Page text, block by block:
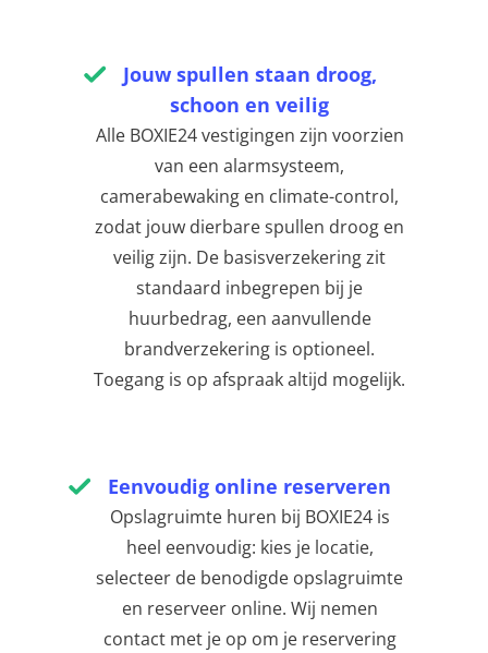
Jouw spullen staan droog,
schoon en veilig
Alle BOXIE24 vestigingen zijn voorzien
van een alarmsysteem,
camerabewaking en climate-control,
zodat jouw dierbare spullen droog en
veilig zijn. De basisverzekering zit
standaard inbegrepen bij je
huurbedrag, een aanvullende
brandverzekering is optioneel.
Toegang is op afspraak altijd mogelijk.
Eenvoudig online reserveren
Opslagruimte huren bij BOXIE24 is
heel eenvoudig: kies je locatie,
selecteer de benodigde opslagruimte
en reserveer online. Wij nemen
contact met je op om je reservering